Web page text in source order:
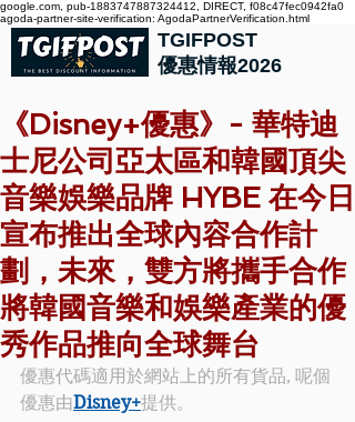
google.com, pub-1883747887324412, DIRECT, f08c47fec0942fa0
agoda-partner-site-verification: AgodaPartnerVerification.html
TGIFPOST
優惠情報2026
《Disney+優惠》- 華特迪
士尼公司亞太區和韓國頂尖
音樂娛樂品牌 HYBE 在今日
宣布推出全球內容合作計
劃，未來，雙方將攜手合作
將韓國音樂和娛樂產業的優
秀作品推向全球舞台
優惠代碼適用於網站上的所有貨品, 呢個
優惠由Disney+提供。